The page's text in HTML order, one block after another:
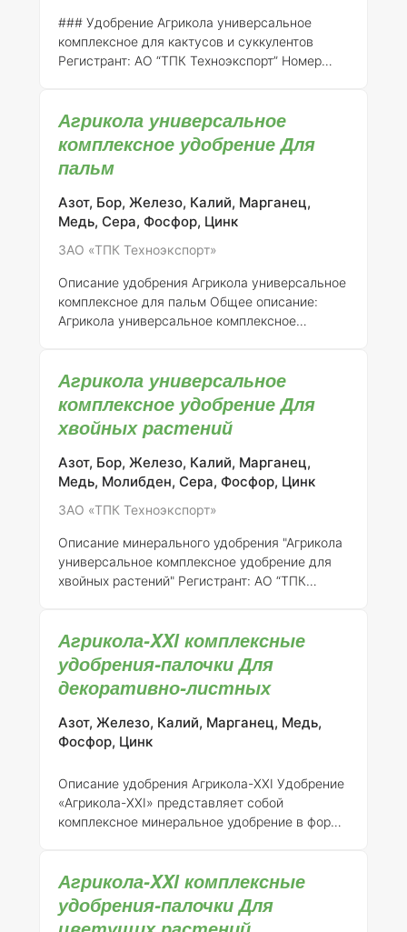
### Удобрение Агрикола универсальное
комплексное для кактусов и суккулентов
Регистрант: АО “ТПК Техноэкспорт” Номер
регистрации от 21.07.2015 № 718) ####
комплексное удобрение для кактусов и
суккулентов представляет собой
сбалансированную формулу, разработанную
для обеспечения оптимального роста и
развития различных видов кактусов и
суккулентов. Это удобрение помогает
стимулирует цветение и п
Агрикола универсальное
комплексное удобрение Для
пальм
Азот, Бор, Железо, Калий, Марганец,
Медь, Сера, Фосфор, Цинк
ЗАО «ТПК Техноэкспорт»
Описание удобрения Агрикола универсальное
комплексное для пальм Общее описание:
Агрикола универсальное комплексное
разработанное для обеспечения оптимального
питания и роста пальмовых растений. Это
удобрение содержит сбалансированный набор
макро- и микроэлементов, необходимых для
полноценного развития растений в условиях
домашнего и открытого грунта.Регистрант:
"ТПК Техноэкспорт"
Номер регистрации:
10-3205-1 (взамен ранее выданного сви
Агрикола универсальное
комплексное удобрение Для
хвойных растений
Азот, Бор, Железо, Калий, Марганец,
Медь, Молибден, Сера, Фосфор, Цинк
ЗАО «ТПК Техноэкспорт»
Описание минерального удобрения "Агрикола
универсальное комплексное удобрение для
хвойных растений" Регистрант: АО “ТПК
свидетельства о государственной
регистрации от 21.07.2015 № 718)
описание:"Агрикола универсальное
комплексное удобрение для хвойных
растений" представляет собой
сбалансированное минеральное удобрение,
специально разработанное для обеспечения
культур. Удобрение содержит все
необходимые макро
Агрикола-XXl комплексные
удобрения-палочки Для
декоративно-листных
Азот, Железо, Калий, Марганец, Медь,
Фосфор, Цинк
Описание удобрения Агрикола-XXI
«Агрикола-XXI» представляет собой
комплексное минеральное удобрение в форме
удобрение зарегистрировано АО «ТПК
Техноэкспорт» под номером 046-13-2790-1,
взамен ранее выданного свидетельства от
Агрикола-XXl комплексные
удобрения-палочки Для